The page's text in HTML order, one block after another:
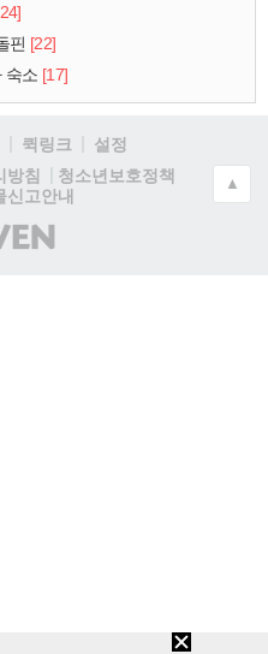
핀 [22]
숙소 [17]
퀵링크
설정
방침
청소년보호정책
신고안내
(주)
▲